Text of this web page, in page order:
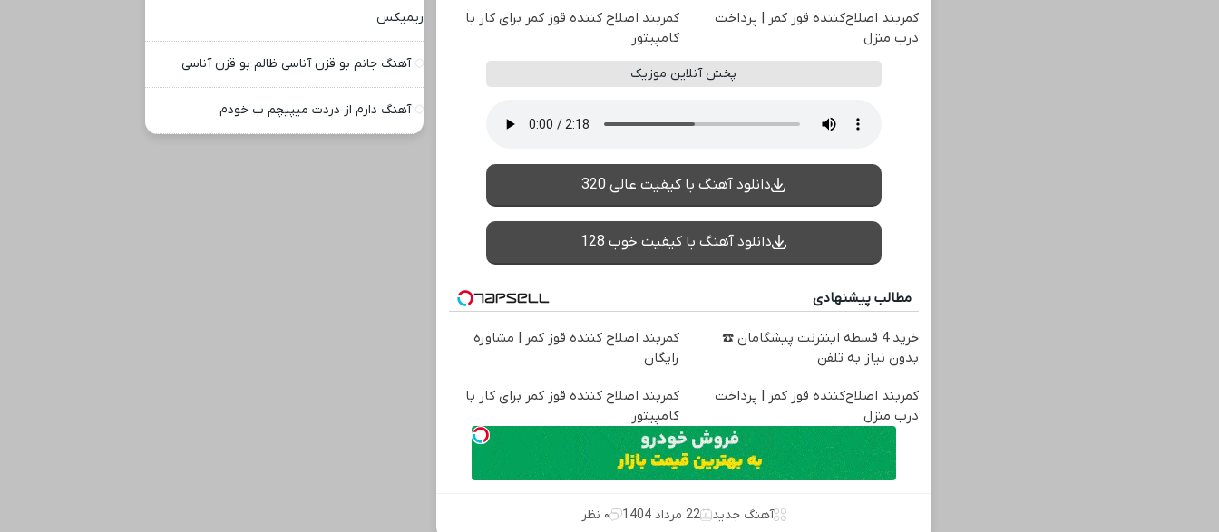
کمربند اصلاح‌کننده قوز کمر | پرداخت
درب منزل
کمربند اصلاح کننده قوز کمر برای کار با
کامپیتور
پخش آنلاین موزیک
دانلود آهنگ با کیفیت عالی 320
دانلود آهنگ با کیفیت خوب 128
مطالب پیشنهادی
خرید 4 قسطه اینترنت پیشگامان ☎️
بدون نیاز به تلفن
کمربند اصلاح کننده قوز کمر | مشاوره
رایگان
کمربند اصلاح‌کننده قوز کمر | پرداخت
درب منزل
کمربند اصلاح کننده قوز کمر برای کار با
کامپیتور
آهنگ جدید 22 مرداد 1404 ۰ نظر
ریمیکس
آهنگ جانم بو قزن آناسی ظالم بو قزن آناسی
آهنگ دارم از دردت میپیچم ب خودم